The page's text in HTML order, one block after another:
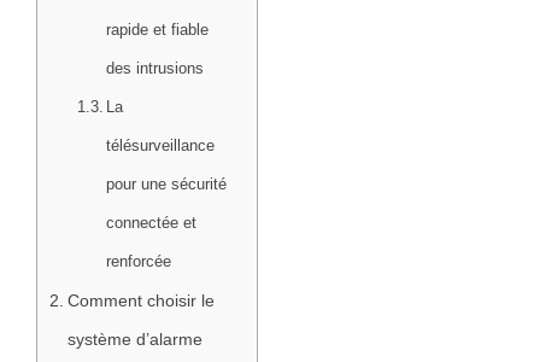
rapide et fiable
des intrusions
La
télésurveillance
pour une sécurité
connectée et
renforcée
Comment choisir le
système d’alarme